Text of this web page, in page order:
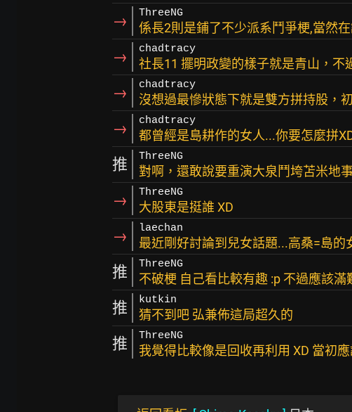
→ ThreeNG
係長2則是鋪了不少派系鬥爭梗,當然
→ chadtracy
社長11 擺明政變的樣子就是青山，不
→ chadtracy
沒想過最慘狀態下就是雙方拼持股，
→ chadtracy
都曾經是島耕作的女人...你要怎麼拼
推 ThreeNG
對啊，還敢說要重演大泉鬥垮苫米地
→ ThreeNG
大股東是挺誰 XD
→ laechan
最近剛好討論到兒女話題...高桑=島的
推 ThreeNG
不破梗 自己看比較有趣 :p 不過應該滿
推 kutkin
猜不到吧 弘兼佈這局超久的
推 ThreeNG
我覺得比較像是回收再利用 XD 當初